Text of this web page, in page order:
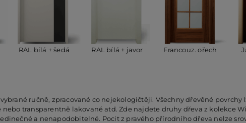
RAL bílá + šedá RAL bílá + javor Francouz. ořech
ručně, zpracované co nejekologičtěji. Všechny dřevěné
transparentně lakované atd. Zde najdete druhy dřeva z kolekce
a nenapodobitelné. Pocit z pravého přírodního dřeva nelze